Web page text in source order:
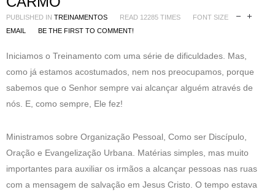
PUBLISHED IN TREINAMENTOS READ 12285 TIMES
FONT SIZE
EMAIL
BE THE FIRST TO COMMENT!
Iniciamos o Treinamento com uma série de dificuldades. Mas,
como já estamos acostumados, nem nos preocupamos, porque
sabemos que o Senhor sempre vai alcançar alguém através de
nós. E, como sempre, Ele fez!
Ministramos sobre Organização Pessoal, Como ser Discípulo,
Oração e Evangelização Urbana. Matérias simples, mas muito
importantes para auxiliar os irmãos a alcançar pessoas nas ruas
com a mensagem de salvação em Jesus Cristo. O tempo estava